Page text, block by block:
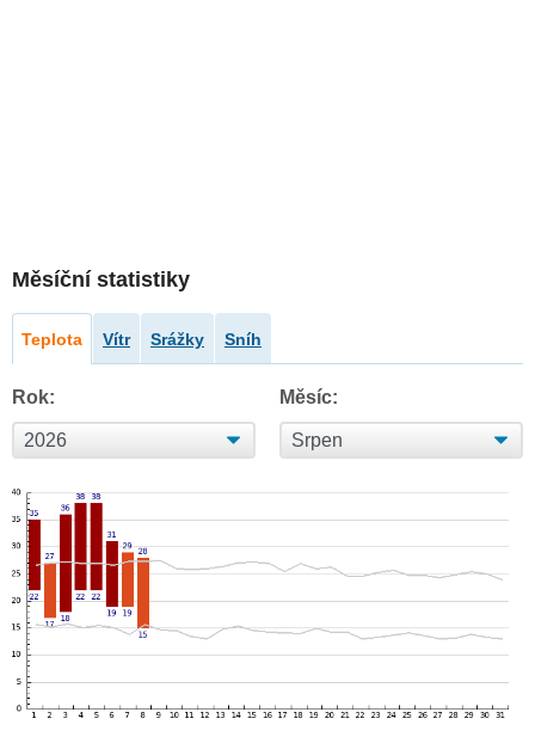
Měsíční statistiky
Teplota Vítr Srážky Sníh
Rok: Měsíc: